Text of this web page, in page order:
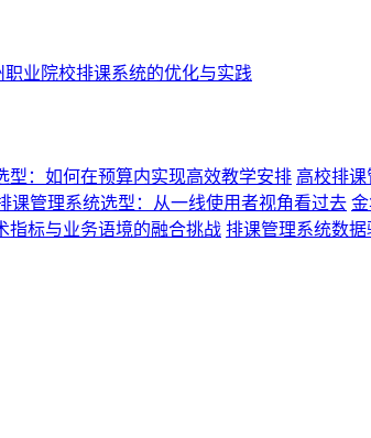
业院校排课系统的优化与实践
型：如何在预算内实现高效教学安排 高校排
课管理系统选型：从一线使用者视角看过去
指标与业务语境的融合挑战 排课管理系统数